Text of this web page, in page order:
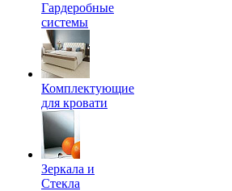
Гардеробные
системы
Комплектующие
для кровати
Зеркала и
Стекла